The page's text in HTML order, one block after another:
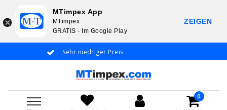
Sehr niedriger Preis
0
MTimpex App
MTimpex
GRATIS - Im Google Play
ZEIGEN